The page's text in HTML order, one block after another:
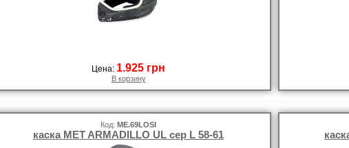
Цена: 1.925 грн
В корзину
Код: ME.69LOSI
каска MET ARMADILLO UL сер L 58-61